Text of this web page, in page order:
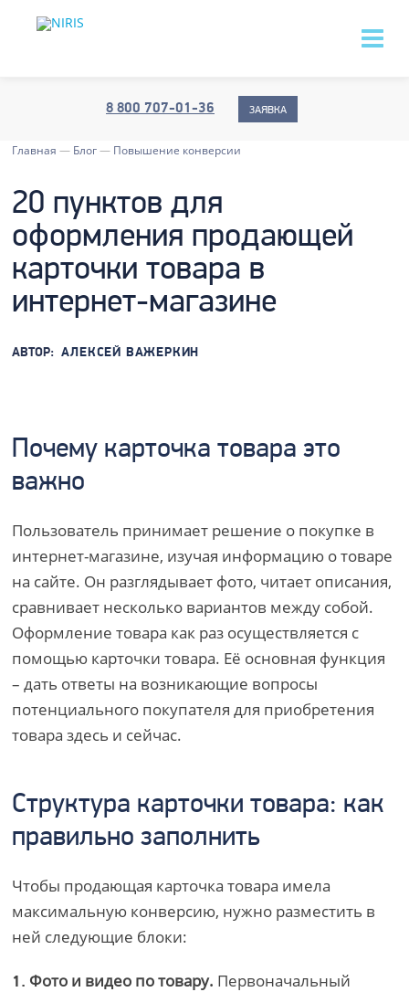
8 800 707-01-36 ЗАЯВКА
Главная — Блог— Повышение конверсии
20 пунктов для
оформления продающей
карточки товара в
интернет-магазине
АВТОР: АЛЕКСЕЙ ВАЖЕРКИН
Почему карточка товара это
важно
Пользователь принимает решение о покупке в
интернет-магазине, изучая информацию о товаре
на сайте. Он разглядывает фото, читает описания,
сравнивает несколько вариантов между собой.
Оформление товара как раз осуществляется с
помощью карточки товара. Её основная функция
– дать ответы на возникающие вопросы
потенциального покупателя для приобретения
товара здесь и сейчас.
Структура карточки товара: как
правильно заполнить
Чтобы продающая карточка товара имела
максимальную конверсию, нужно разместить в
ней следующие блоки:
1. Фото и видео по товару. Первоначальный